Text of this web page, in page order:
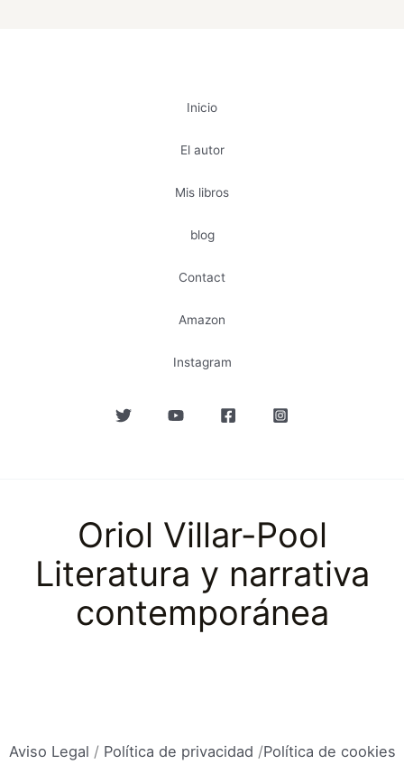
Inicio
El autor
Mis libros
blog
Contact
Amazon
Instagram
Oriol Villar-Pool
Literatura y narrativa
contemporánea
Aviso Legal / Política de privacidad /Política de cookies